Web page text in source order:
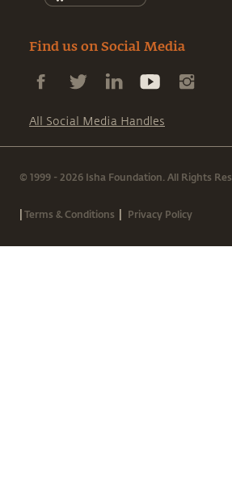
Find us on Social Media
All Social Media Handles
© 1999 - 2026 Isha Foundation. All Rights
|Terms & Conditions | Privacy Policy